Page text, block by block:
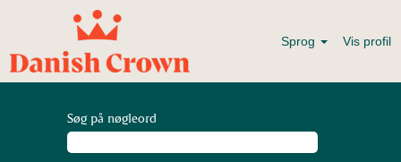
Sprog Vis profil
Søg på nøgleord